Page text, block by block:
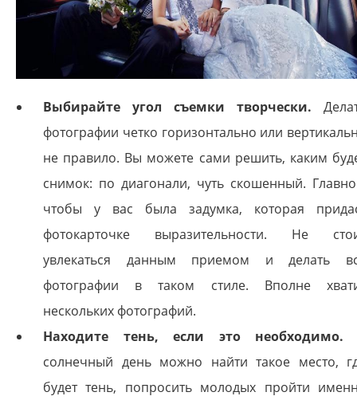
Выбирайте угол съемки творчески.
фотографии четко горизонтально или
не правило. Вы можете сами решить, каким
снимок: по диагонали, чуть скошенный.
чтобы у вас была задумка, которая
фотокарточке выразительности. Не
увлекаться данным приемом и делать
фотографии в таком стиле. Вполне
нескольких фотографий.
Находите тень, если это необходимо.
солнечный день можно найти такое место,
будет тень, попросить молодых пройти